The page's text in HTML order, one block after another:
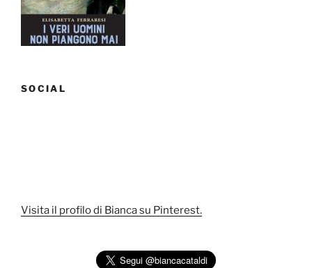
al
7
dicembre”
SOCIAL
Visita il profilo di Bianca su Pinterest.